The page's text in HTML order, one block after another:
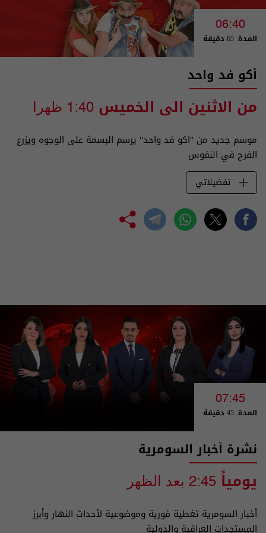
06:40
المدة: 65 دقيقة
أكو فد واحد
من الاثنين الى الخميس 1:40 ظهرا
موسم جديد من "اكو فد واحد" يرسم البسمة على الوجوه ويزرع
الفرح في النفوس
تفضيلاتي
07:45
المدة: 45 دقيقة
نشرة أخبار السومرية
يومياً 2:45 بعد الظهر
أخبار السومرية تغطية فورية وموضوعية لأحداث النهار وأبرز
المستجدات العراقية والدولية